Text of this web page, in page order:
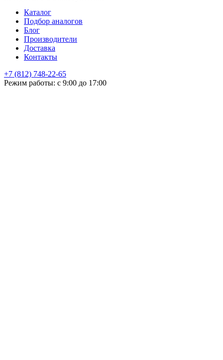
Каталог
Подбор аналогов
Блог
Производители
Доставка
Контакты
+7 (812) 748-22-65
Режим работы: с 9:00 до 17:00
НЕ НАШЛИ ЧТО ИСКАЛИ